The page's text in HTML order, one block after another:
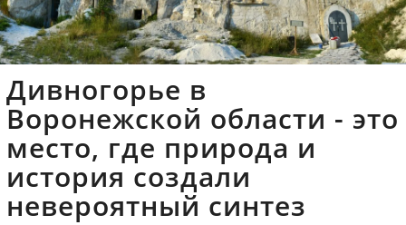
Дивногорье в
Воронежской области - это
место, где природа и
история создали
невероятный синтез